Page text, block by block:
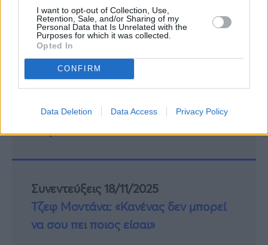
I want to opt-out of Collection, Use,
Retention, Sale, and/or Sharing of my
Personal Data that Is Unrelated with the
Purposes for which it was collected.
Opted In
CONFIRM
Data Deletion Data Access Privacy Policy
εκεί θα μετασταθμεύσει στο Στρατόπεδο
«ΤΧΗ (ΠΖ) ΒΑΣΙΛΕΙΟΥ ΠΑΠΑΣΤΑΥΡΟΥ», στη
Νέα Μεσημβρία Θεσσαλονίκης.
Συνεντεύξεις 18/11/2025
Δήμητρα Δερζέκου: «Λέω τη δική μου
αλήθεια»
Συνεντεύξεις 18/11/2025
Τζεφ Μοντάνα: «Κανένας δεν μπορεί
να σου πει ποιος είσαι»